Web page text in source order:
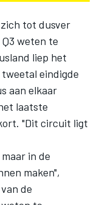
zich tot dusver
weten te
liep het
eindigde
aan elkaar
laatste
"Dit circuit ligt
in de
maken",
de